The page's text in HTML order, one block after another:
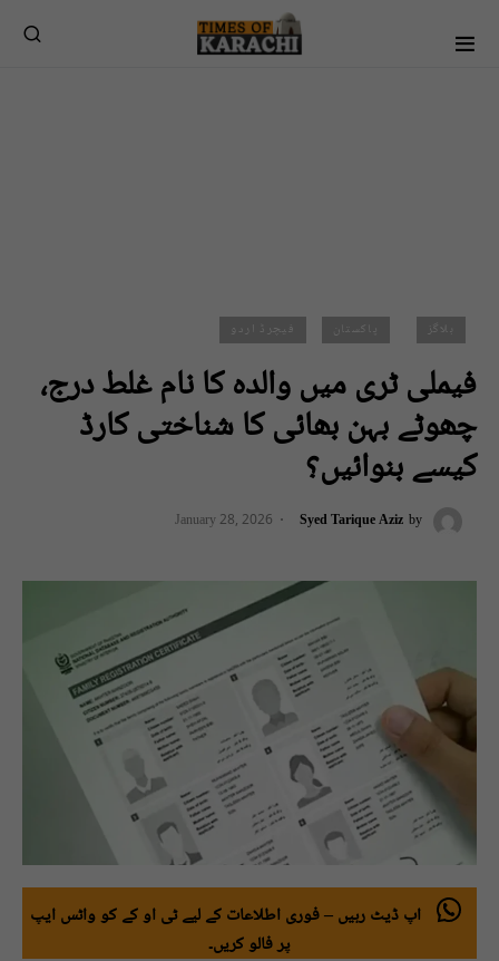
بلاگز پاکستان فیچرڈ اردو
فیملی ٹری میں والدہ کا نام غلط درج،
چھوٹے بہن بھائی کا شناختی کارڈ
کیسے بنوائیں؟
by
Syed Tarique Aziz
January 28, 2026
اپ ڈیٹ رہیں – فوری اطلاعات کے لیے ٹی او کے کو واٹس ایپ
پر فالو کریں۔